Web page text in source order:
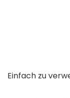
Einfach zu